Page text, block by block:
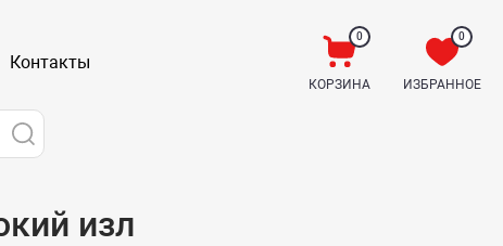
Контакты
0
КОРЗИНА
0
ИЗБРАННОЕ
изл